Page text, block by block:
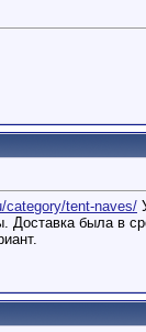
category/tent-naves/
была в